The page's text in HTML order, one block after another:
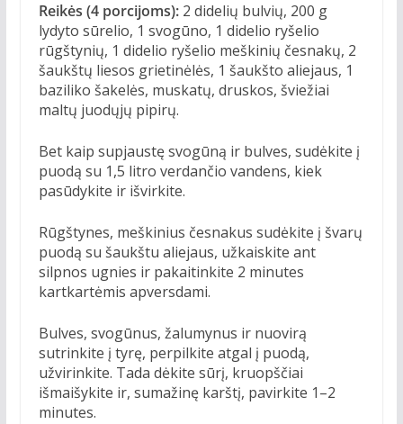
Reikės (4 porcijoms):2 didelių bulvių, 200 g
lydyto sūrelio, 1 svogūno, 1 didelio ryšelio
rūgštynių, 1 didelio ryšelio meškinių česnakų, 2
šaukštų liesos grietinėlės, 1 šaukšto aliejaus, 1
baziliko šakelės, muskatų, druskos, šviežiai
maltų juodųjų pipirų.
Bet kaip supjaustę svogūną ir bulves, sudėkite į
puodą su 1,5 litro verdančio vandens, kiek
pasūdykite ir išvirkite.
Rūgštynes, meškinius česnakus sudėkite į švarų
puodą su šaukštu aliejaus, užkaiskite ant
silpnos ugnies ir pakaitinkite 2 minutes
kartkartėmis apversdami.
Bulves, svogūnus, žalumynus ir nuovirą
sutrinkite į tyrę, perpilkite atgal į puodą,
užvirinkite. Tada dėkite sūrį, kruopščiai
išmaišykite ir, sumažinę karštį, pavirkite 1–2
minutes.